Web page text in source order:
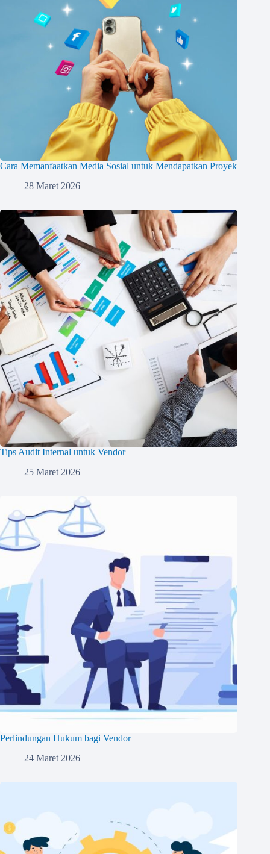
Cara Memanfaatkan Media Sosial untuk Mendapatkan Proyek
28 Maret 2026
Tips Audit Internal untuk Vendor
25 Maret 2026
Perlindungan Hukum bagi Vendor
24 Maret 2026